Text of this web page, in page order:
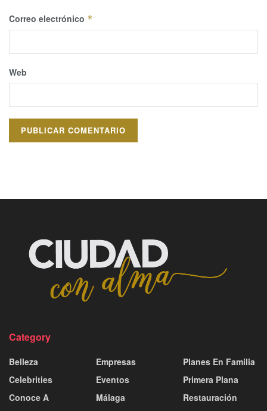
Correo electrónico *
Web
Category
Belleza
Celebrities
Conoce A
Empresas
Eventos
Málaga
Planes En Familia
Primera Plana
Restauración